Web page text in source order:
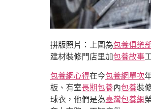
拼版照片：上圖為包養俱樂
建材裝修門店里加包養故事
包養網心得在今包養網單次
板、有室長期包養內包養裝
球衣，他們是為臺灣包養網